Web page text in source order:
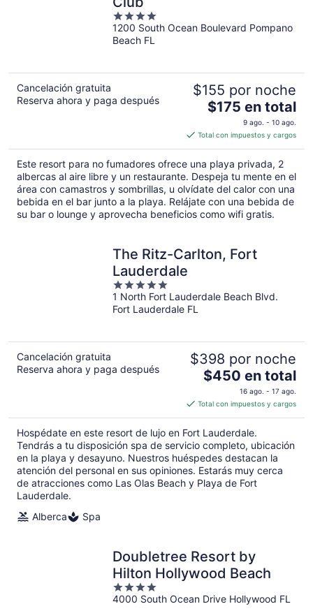
4
out
of
1200 South Ocean Boulevard Pompano
Beach FL
Cancelación gratuita
Reserva ahora y paga después
$155 por noche
El
es
de
$175
en
total
por
noche
$175 en total
9 ago. - 10 ago.
Total con impuestos y cargos
Este resort para no fumadores ofrece una playa privada, 2
albercas al aire libre y un restaurante. Despeja tu mente en el
área con camastros y sombrillas, u olvídate del calor con una
bebida en el bar junto a la playa. Relájate con una bebida de
su bar o lounge y aprovecha beneficios como wifi gratis.
The Ritz-Carlton, Fort
Lauderdale
5
out
of
1 North Fort Lauderdale Beach Blvd.
Fort Lauderdale FL
Cancelación gratuita
Reserva ahora y paga después
$398 por noche
El
es
de
$450
en
total
por
noche
$450 en total
16 ago. - 17 ago.
Total con impuestos y cargos
Hospédate en este resort de lujo en Fort Lauderdale.
Tendrás a tu disposición spa de servicio completo, ubicación
en la playa y desayuno. Nuestros huéspedes destacan la
atención del personal en sus opiniones. Estarás muy cerca
de atracciones como Las Olas Beach y Playa de Fort
Lauderdale.
Alberca
Spa
Doubletree Resort by
Hilton Hollywood Beach
4
out
4000 South Ocean Drive Hollywood FL